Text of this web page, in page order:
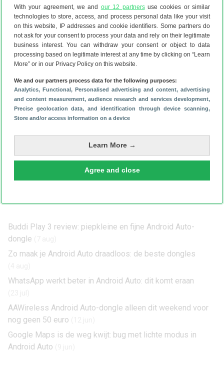
With your agreement, we and our 12 partnersuse cookies or similar
technologies to store, access, and process personal data like your visit
on this website, IP addresses and cookie identifiers. Some partners do
not ask for your consent to process your data and rely on their legitimate
business interest. You can withdraw your consent or object to data
processing based on legitimate interest at any time by clicking on “Learn
More” or in our Privacy Policy on this website.
We and our partners process data for the following purposes:
Analytics, Functional, Personalised advertising and content, advertising
and content measurement, audience research and services development,
Precise geolocation data, and identification through device scanning,
Store and/or access information on a device
Learn More →
Agree and close
Download de Android Planet-app
Schrijf je in voor onze nieuwsbrief
Buddi Play 3 review: piepkleine en fijne Android Auto-
dongle
Zo maak je Android Auto draadloos: de beste dongles
WhatsApp werkt beter in Android Auto: dit komt eraan
AAWireless Android Auto-dongle alleen dit weekend voor
nog geen 50 euro
Google Maps is de weg kwijt: bug met lichte modus in
Android Auto